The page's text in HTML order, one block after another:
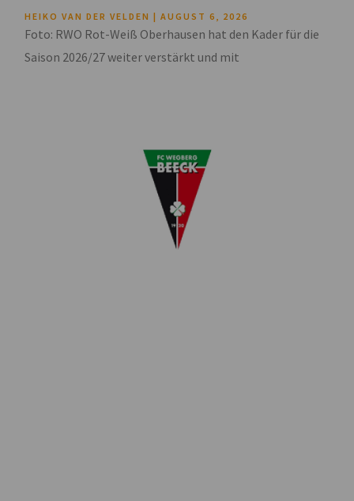
HEIKO VAN DER VELDEN AUGUST 6, 2026
Foto: RWO Rot-Weiß Oberhausen hat den Kader für die
Saison 2026/27 weiter verstärkt und mit